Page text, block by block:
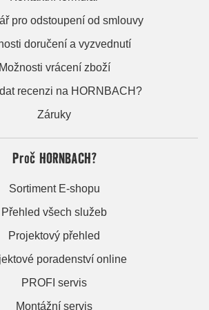
pro odstoupení od smlouvy
doručení a vyzvednutí
Možnosti vrácení zboží
recenzi na HORNBACH?
Záruky
Proč HORNBACH?
Sortiment E-shopu
Přehled všech služeb
Projektový přehled
poradenství online
PROFI servis
Montážní servis